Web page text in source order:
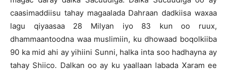
caasimaddiisu tahay magaalada Dahraan dadkiisa waxaa
lagu qiyaasaa 28 Milyan iyo 83 kun oo ruux,
dhammaantoodna waa muslimiin, ku dhowaad boqolkiiba
90 ka mid ahi ay yihiini Sunni, halka inta soo hadhayna ay
tahay Shiico. Dalkan oo ay ku yaallaan labada Xaram ee